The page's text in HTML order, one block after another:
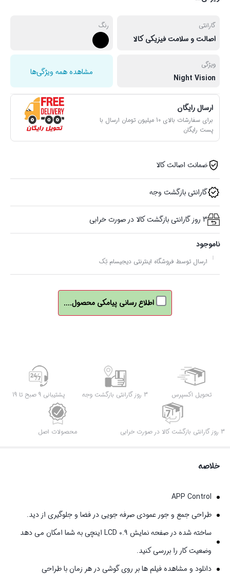
گارانتی
اصالت و سلامت فیزیکی کالا
رنگ
ویژگی
Night Vision
مشاهده همه ویژگی‌ها
ارسال رایگان
برای سفارشات بالای 10 میلیون تومان ارسال با
پست رایگان
ضمانت اصالت کالا
گارانتی بازگشت وجه
3 روز گارانتی بازگشت کالا در صورت خرابی
ناموجود
ارسال توسط فروشگاه اینترنتی دیجیسام تِک
اطلاع رسانی پیامکی محصول....
تحویل اکسپرس 3 روز گارانتی بازگشت وجه پشتیبانی 9 صبح تا 19
3 روز گارانتی بازگشت کالا در صورت خرابی محصولات اصل
خلاصه
APP Control
طراحی جمع و جور عمودی صرفه جویی در فضا و جلوگیری از دید.
ساخته شده در صفحه نمایش LCD 0.9 اینچی به شما امکان می دهد
وضعیت کار را بررسی کنید.
دانلود و مشاهده فیلم ها بر روی گوشی در هر زمان با طراحی